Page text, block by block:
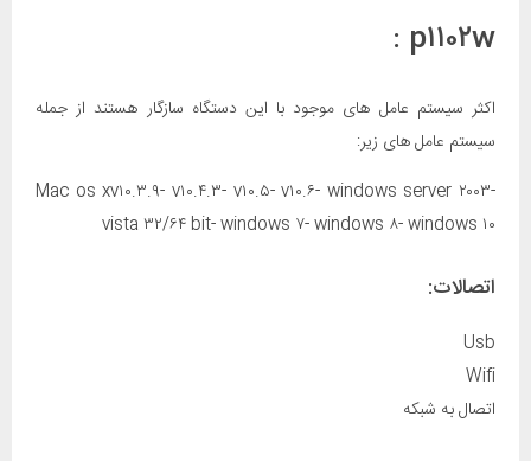
p۱۱۰۲w :
اکثر سیستم عامل های موجود با این دستگاه سازگار هستند از جمله
سیستم عامل های زیر:
Mac os xv۱۰.۳.۹- v۱۰.۴.۳- v۱۰.۵- v۱۰.۶- windows server ۲۰۰۳-
vista ۳۲/۶۴ bit- windows ۷- windows ۸- windows ۱۰
اتصالات:
Usb
Wifi
اتصال به شبکه